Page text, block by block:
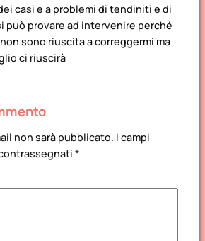
casi e a problemi di tendiniti e di
può provare ad intervenire perché
sono riuscita a correggermi ma
ci riuscirà
non sarà pubblicato. I campi
*